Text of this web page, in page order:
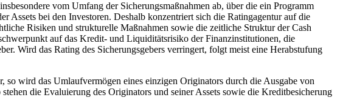
vom Umfang der Sicherungsmaßnahmen ab, über die ein Programm
Assets bei den Investoren. Deshalb konzentriert sich die Ratingagentur auf die
Risiken und strukturelle Maßnahmen sowie die zeitliche Struktur der Cash
auf das Kredit- und Liquiditätsrisiko der Finanzinstitutionen, die
Wird das Rating des Sicherungsgebers verringert, folgt meist eine Herabstufung
wird das Umlaufvermögen eines einzigen Originators durch die Ausgabe von
die Evaluierung des Originators und seiner Assets sowie die Kreditbesicherung